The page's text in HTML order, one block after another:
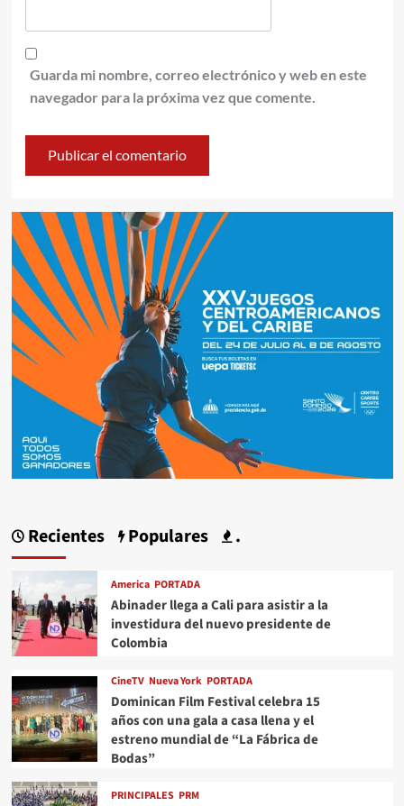
Guarda mi nombre, correo electrónico y web en este
navegador para la próxima vez que comente.
Recientes Populares .
America PORTADA
Abinader llega a Cali para asistir a la
investidura del nuevo presidente de
Colombia
CineTV Nueva York PORTADA
Dominican Film Festival celebra 15
años con una gala a casa llena y el
estreno mundial de “La Fábrica de
Bodas”
PRINCIPALES PRM